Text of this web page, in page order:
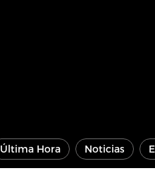
Última Hora Noticias